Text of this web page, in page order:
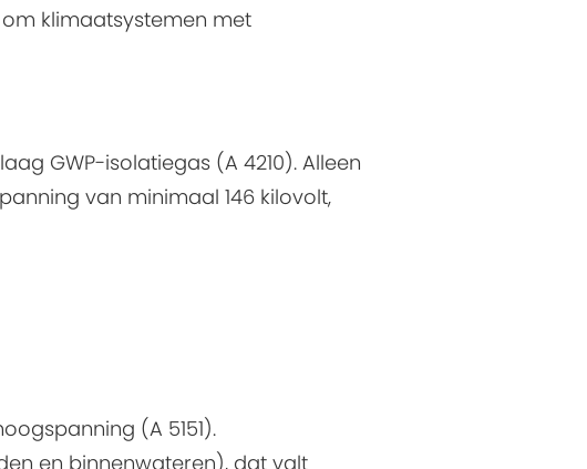
klimaatsystemen met
GWP-isolatiegas (A 4210). Alleen
van minimaal 146 kilovolt,
(A 5151).
en binnenwateren), dat valt